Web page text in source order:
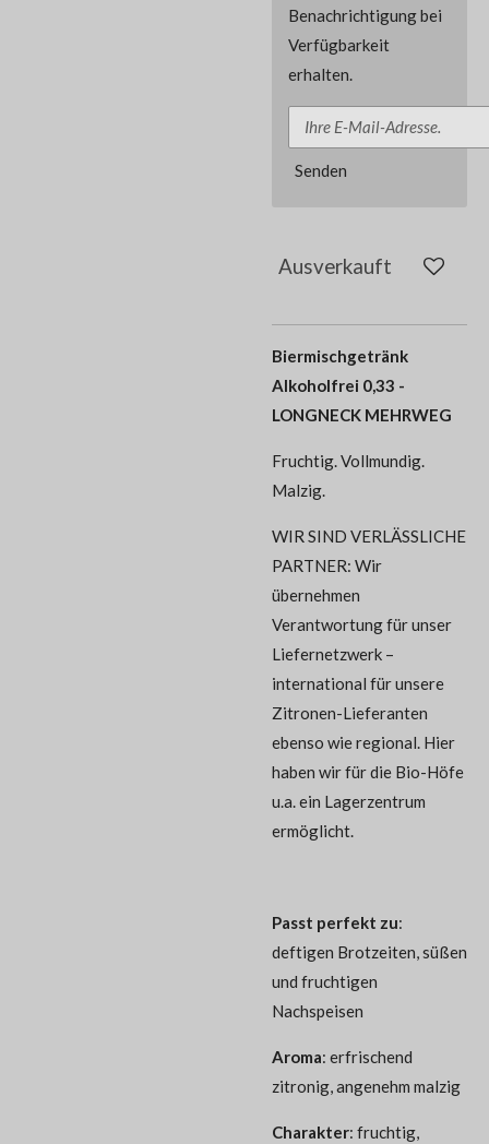
Benachrichtigung bei
Verfügbarkeit
erhalten.
Senden
Ausverkauft
Biermischgetränk
Alkoholfrei 0,33 -
LONGNECK MEHRWEG
Fruchtig. Vollmundig.
Malzig.
WIR SIND VERLÄSSLICHE
PARTNER: Wir
übernehmen
Verantwortung für unser
Liefernetzwerk –
international für unsere
Zitronen-Lieferanten
ebenso wie regional. Hier
haben wir für die Bio-Höfe
u.a. ein Lagerzentrum
ermöglicht.
Passt perfekt zu:
deftigen Brotzeiten, süßen
und fruchtigen
Nachspeisen
Aroma: erfrischend
zitronig, angenehm malzig
Charakter: fruchtig,